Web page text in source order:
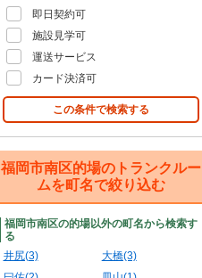
即日契約可
施設見学可
運送サービス
カード決済可
この条件で検索する
福岡市南区的場のトランクルー
ムを町名で絞り込む
福岡市南区の的場以外の町名から検索す
る
井尻(3)
大橋(3)